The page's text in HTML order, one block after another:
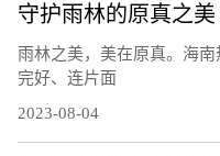
守护雨林的原真之美
雨林之美，美在原真。海
完好、连片面
2023-08-04